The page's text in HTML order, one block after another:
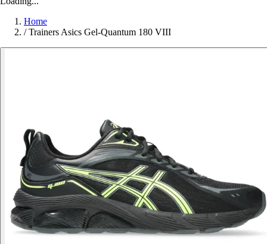
Home
/ Trainers Asics Gel-Quantum 180 VIII